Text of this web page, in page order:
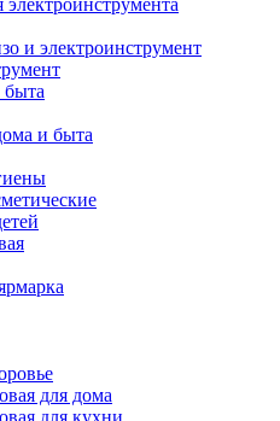
электроинструмента
и электроинструмент
и быта
для дома
для кухни